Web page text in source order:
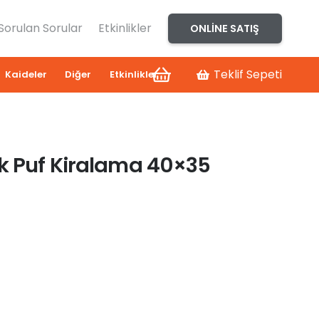
Sorular Etkinlikler ONLINE SATIŞ
Kaideler Diğer Etkinlikler Teklif Sepeti
Puf Kiralama 40×35